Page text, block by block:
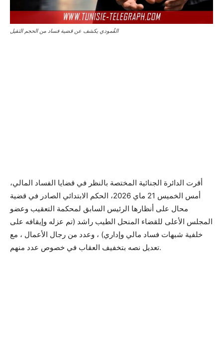
القُمودي يكشف عن قضية فساد من الحجم الثقيل
أقرت الدائرة الجنائية المختصة بالنظر في قضايا الفساد المالي،
أمس الخميس 21 ماي 2026، الحكم الابتدائي الصادر في قضية
محال على أنظارها الرئيس السابق لمحكمة التعقيب وعضو
المجلس الأعلى للقضاء المنحل الطيب راشد (تم عزله وإيقافه على
خلفية شبهات فساد مالي وإداري) ، وعدد من رجال الأعمال ، مع
تعديل نصه بتخفيف العقاب في خصوص عدد منهم.